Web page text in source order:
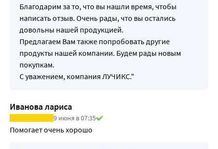
Благодарим за то, что вы нашли время, чтобы
написать отзыв. Очень рады, что вы остались
довольны нашей продукцией.
Предлагаем Вам также попробовать другие
продукты нашей компании. Будем рады новым
покупкам.
С уважением, компания ЛУЧИКС."
Иванова лариса
9 июня в 07:35
Помогает очень хорошо